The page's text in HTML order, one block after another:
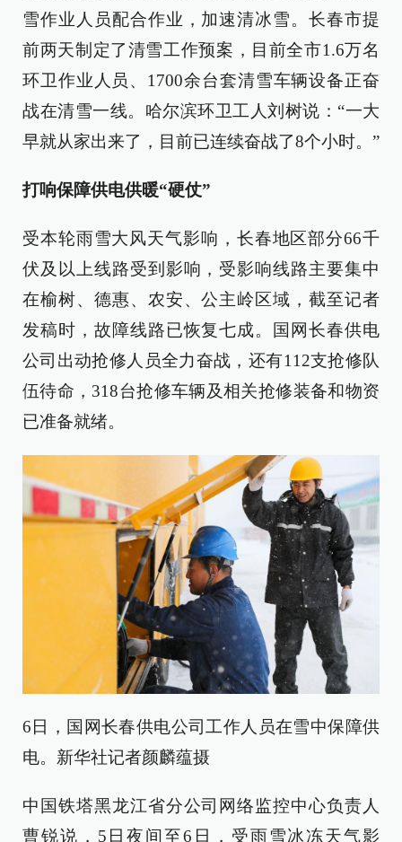
雪作业人员配合作业，加速清冰雪。长春市提
前两天制定了清雪工作预案，目前全市1.6万名
环卫作业人员、1700余台套清雪车辆设备正奋
战在清雪一线。哈尔滨环卫工人刘树说：“一大
早就从家出来了，目前已连续奋战了8个小时。”
打响保障供电供暖“硬仗”
受本轮雨雪大风天气影响，长春地区部分66千
伏及以上线路受到影响，受影响线路主要集中
在榆树、德惠、农安、公主岭区域，截至记者
发稿时，故障线路已恢复七成。国网长春供电
公司出动抢修人员全力奋战，还有112支抢修队
伍待命，318台抢修车辆及相关抢修装备和物资
已准备就绪。
6日，国网长春供电公司工作人员在雪中保障供
电。新华社记者颜麟蕴摄
中国铁塔黑龙江省分公司网络监控中心负责人
曹锐说，5日夜间至6日，受雨雪冰冻天气影